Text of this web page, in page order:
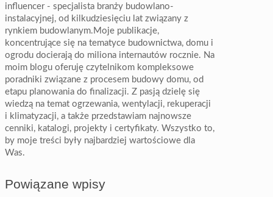
influencer - specjalista branży budowlano-
instalacyjnej, od kilkudziesięciu lat związany z
rynkiem budowlanym.Moje publikacje,
koncentrujące się na tematyce budownictwa, domu i
ogrodu docierają do miliona internautów rocznie. Na
moim blogu oferuję czytelnikom kompleksowe
poradniki związane z procesem budowy domu, od
etapu planowania do finalizacji. Z pasją dzielę się
wiedzą na temat ogrzewania, wentylacji, rekuperacji
i klimatyzacji, a także przedstawiam najnowsze
cenniki, katalogi, projekty i certyfikaty. Wszystko to,
by moje treści były najbardziej wartościowe dla
Was.
Powiązane wpisy